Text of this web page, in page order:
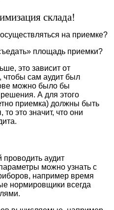
склада!
на приемке?
площадь приемки?
это зависит от
чтобы сам аудит был
можно было бы
А для этого
приемка) должны быть
это значит, что они
проводить аудит
можно узнать с
например время
нормировщики всегда